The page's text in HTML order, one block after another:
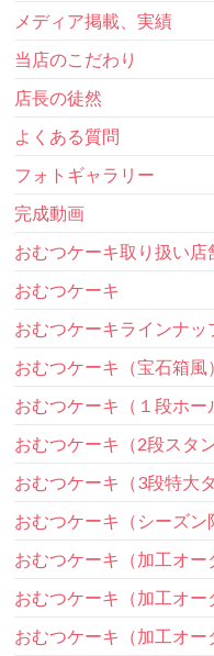
メディア掲載、実績
当店のこだわり
店長の徒然
よくある質問
フォトギャラリー
完成動画
おむつケーキ取り扱い店
おむつケーキ
おむつケーキラインナッ
おむつケーキ（宝石箱風）
おむつケーキ（１段ホー
おむつケーキ（2段スタ
おむつケーキ（3段特大
おむつケーキ（シーズン
おむつケーキ（加工オー
おむつケーキ（加工オー
おむつケーキ（加工オー